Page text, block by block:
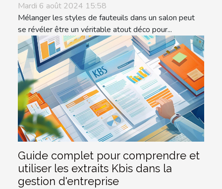
Mardi 6 août 2024 15:58
Mélanger les styles de fauteuils dans un salon peut
se révéler être un véritable atout déco pour...
Guide complet pour comprendre et
utiliser les extraits Kbis dans la
gestion d'entreprise